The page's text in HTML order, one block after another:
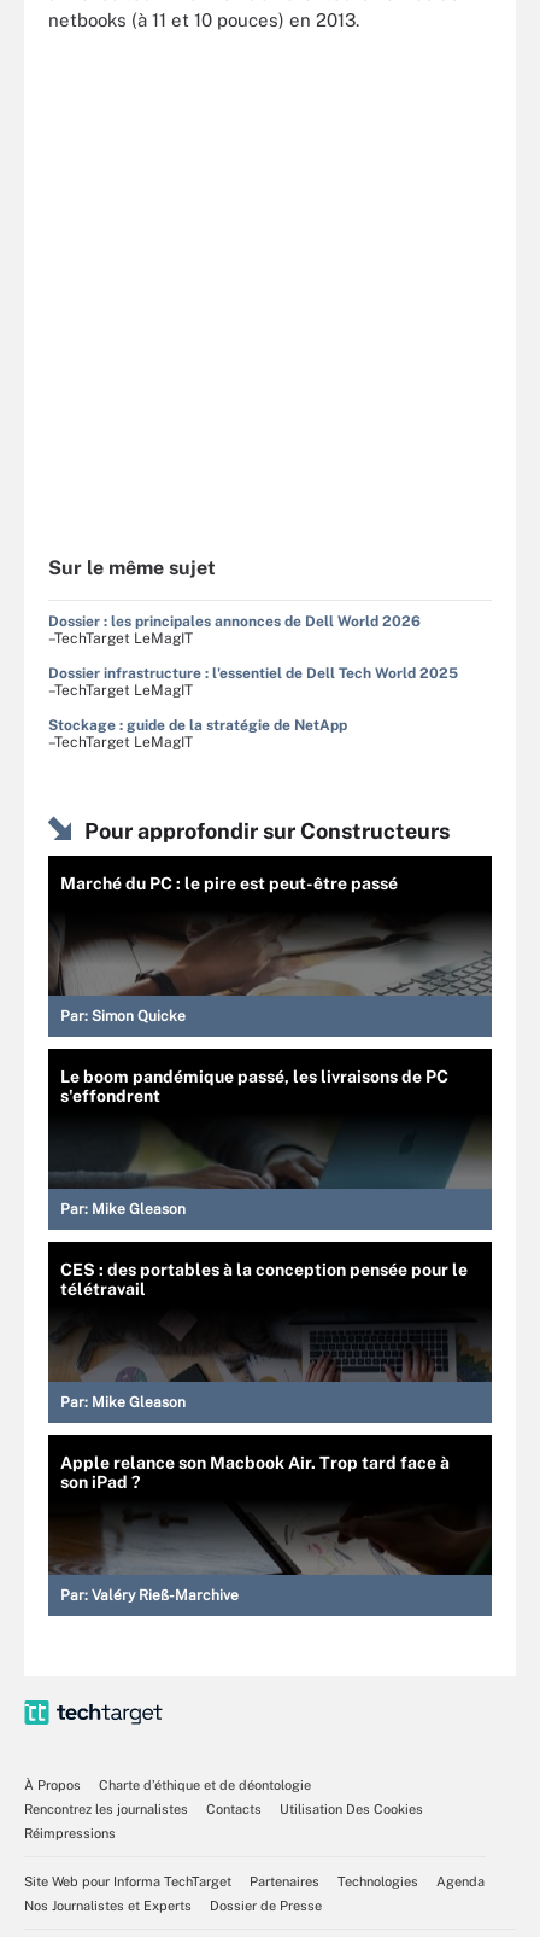
netbooks (à 11 et 10 pouces) en 2013.
Sur le même sujet
Dossier : les principales annonces de Dell World 2026
–TechTarget LeMagIT
Dossier infrastructure : l'essentiel de Dell Tech World 2025
–TechTarget LeMagIT
Stockage : guide de la stratégie de NetApp
–TechTarget LeMagIT
Pour approfondir sur Constructeurs
Marché du PC : le pire est peut-être passé
Par: Simon Quicke
Le boom pandémique passé, les livraisons de PC
s'effondrent
Par: Mike Gleason
CES : des portables à la conception pensée pour le
télétravail
Par: Mike Gleason
Apple relance son Macbook Air. Trop tard face à
son iPad ?
Par: Valéry Rieß-Marchive
À Propos
Charte d’éthique et de déontologie
Rencontrez les journalistes
Contacts
Utilisation Des Cookies
Réimpressions
Site Web pour Informa TechTarget Partenaires Technologies
Agenda
Nos Journalistes et Experts
Dossier de Presse